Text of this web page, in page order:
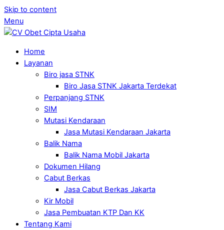
Skip to content
Menu
Home
Layanan
Biro jasa STNK
Biro Jasa STNK Jakarta Terdekat
Perpanjang STNK
SIM
Mutasi Kendaraan
Jasa Mutasi Kendaraan Jakarta
Balik Nama
Balik Nama Mobil Jakarta
Dokumen Hilang
Cabut Berkas
Jasa Cabut Berkas Jakarta
Kir Mobil
Jasa Pembuatan KTP Dan KK
Tentang Kami